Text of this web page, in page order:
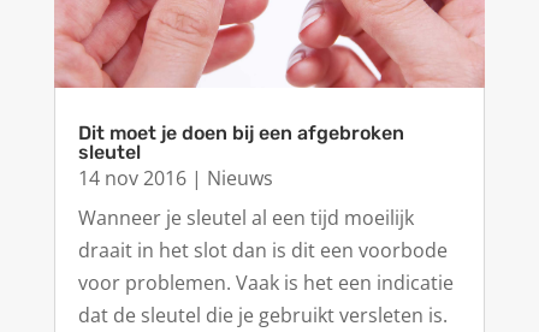
Dit moet je doen bij een afgebroken
sleutel
14 nov 2016| Nieuws
Wanneer je sleutel al een tijd moeilijk
draait in het slot dan is dit een voorbode
voor problemen. Vaak is het een indicatie
dat de sleutel die je gebruikt versleten is.